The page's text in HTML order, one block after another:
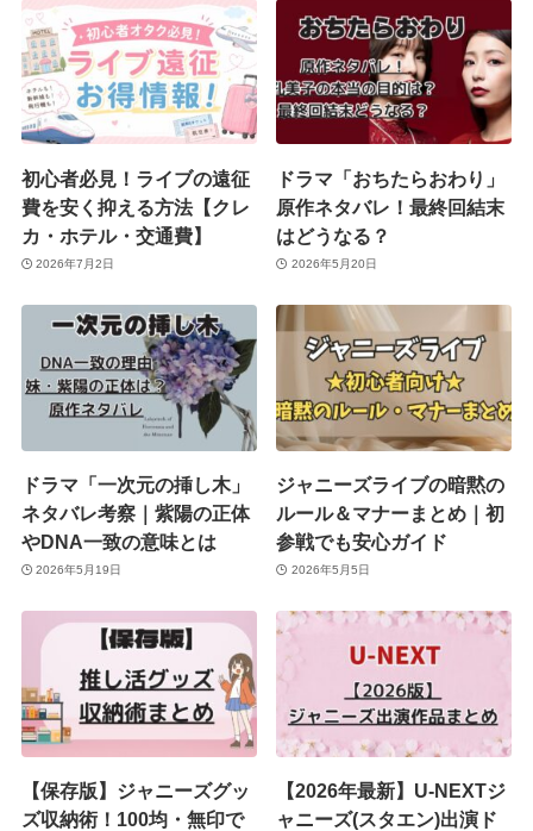
初心者必見！ライブの遠征
費を安く抑える方法【クレ
カ・ホテル・交通費】
2026年7月2日
ドラマ「おちたらおわり」
原作ネタバレ！最終回結末
はどうなる？
2026年5月20日
ドラマ「一次元の挿し木」
ネタバレ考察｜紫陽の正体
やDNA一致の意味とは
2026年5月19日
ジャニーズライブの暗黙の
ルール＆マナーまとめ｜初
参戦でも安心ガイド
2026年5月5日
【保存版】ジャニーズグッ
ズ収納術！100均・無印で
【2026年最新】U-NEXTジ
ャニーズ(スタエン)出演ド